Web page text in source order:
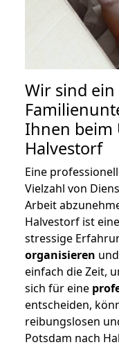
Wir sind ein
Ihnen beim
Halvestorf
Eine
Vielzahl von
Arbeit
Halvestorf ist
stressige
organisieren
einfach die Zeit,
sich für eine
entscheiden,
reibungslosen
Potsdam nach